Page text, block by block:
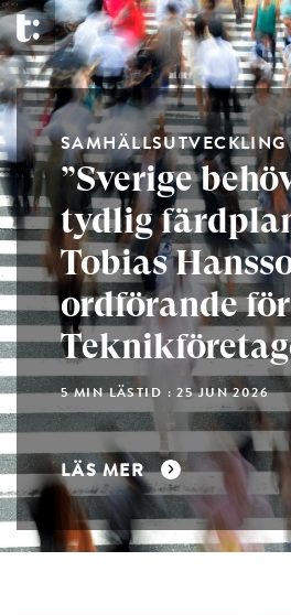
SAMHÄLLSUTVECKLING
”Sverige
tydlig
Tobias
ordförande för
5 MIN LÄSTID : 25 JUN 2026
LÄS MER